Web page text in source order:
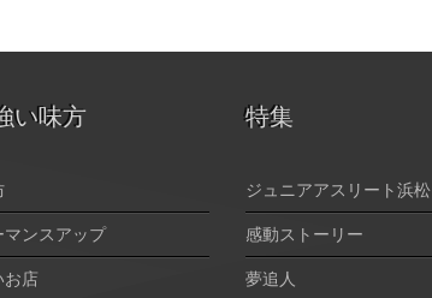
い味方
マンスアップ
お店
特集
ジュニアアスリート浜松
感動ストーリー
夢追人